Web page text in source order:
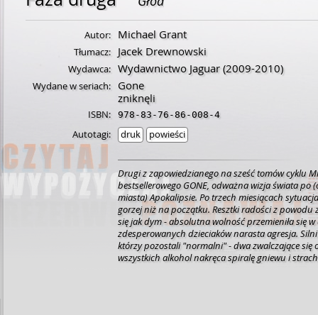
Autor: Michael Grant
Tłumacz: Jacek Drewnowski
Wydawca: Wydawnictwo Jaguar (2009-2010)
Wydane w seriach:
Gone
zniknęli
ISBN: 978-83-76-86-008-4
Autotagi: druk powieści
Drugi z zapowiedzianego na sześć tomów cyklu
bestsellerowego GONE, odważna wizja świata po
miasta) Apokalipsie. Po trzech miesiącach sytuacja w ETAPIE wygląda jeszcze
gorzej niż na początku. Resztki radości z powodu
się jak dym - absolutna wolność przemieniła się
zdesperowanych dzieciaków narasta agresja.
którzy pozostali "normalni" - dwa zwalczające się
wszystkich alkohol nakręca spiralę gniewu i